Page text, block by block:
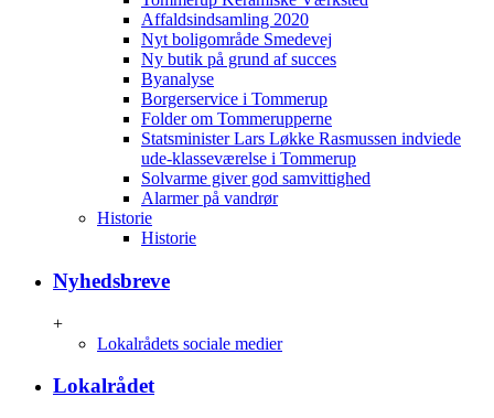
Affaldsindsamling 2020
Nyt boligområde Smedevej
Ny butik på grund af succes
Byanalyse
Borgerservice i Tommerup
Folder om Tommerupperne
Statsminister Lars Løkke Rasmussen indviede
ude-klasseværelse i Tommerup
Solvarme giver god samvittighed
Alarmer på vandrør
Historie
Historie
Nyhedsbreve
+
Lokalrådets sociale medier
Lokalrådet